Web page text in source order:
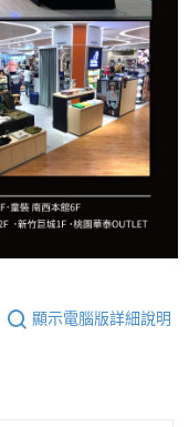
顯示電腦版詳細說明